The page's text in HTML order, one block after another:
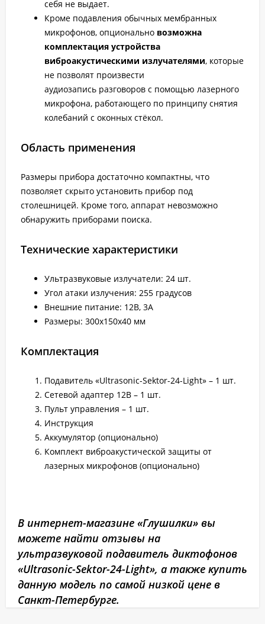
себя не выдает.
Кроме подавления обычных мембранных
микрофонов, опционально возможна
комплектация устройства
виброакустическими излучателями, которые
не позволят произвести
аудиозапись разговоров с помощью лазерного
микрофона, работающего по принципу снятия
колебаний с оконных стёкол.
Область применения
Размеры прибора достаточно компактны, что
позволяет скрыто установить прибор под
столешницей. Кроме того, аппарат невозможно
обнаружить приборами поиска.
Технические характеристики
Ультразвуковые излучатели: 24 шт.
Угол атаки излучения: 255 градусов
Внешние питание: 12В, 3А
Размеры: 300х150х40 мм
Комплектация
Подавитель «Ultrasonic-Sektor-24-Light» – 1 шт.
Сетевой адаптер 12В – 1 шт.
Пульт управления – 1 шт.
Инструкция
Аккумулятор (опционально)
Комплект виброакустической защиты от
лазерных микрофонов (опционально)
В интернет-магазине «Глушилки» вы
можете найти отзывы на
ультразвуковой подавитель диктофонов
«Ultrasonic-Sektor-24-Light», а также купить
данную модель по самой низкой цене в
Санкт-Петербурге.